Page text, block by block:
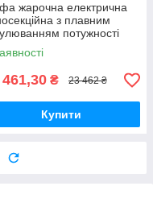
жарочна електрична
з плавним
потужності
1-GN1/1 еталон
₴ 23 462 ₴
Купити